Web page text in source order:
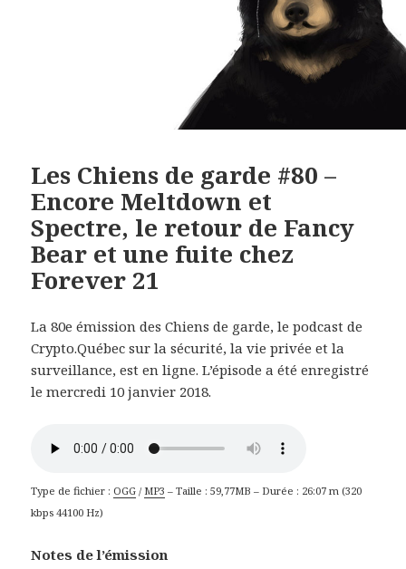
Les Chiens de garde #80 –
Encore Meltdown et
Spectre, le retour de Fancy
Bear et une fuite chez
Forever 21
La 80e émission des Chiens de garde, le podcast de
Crypto.Québec sur la sécurité, la vie privée et la
surveillance, est en ligne. L’épisode a été enregistré
le mercredi 10 janvier 2018.
Type de fichier : OGG / MP3 – Taille : 59,77MB – Durée : 26:07 m (320
kbps 44100 Hz)
Notes de l’émission